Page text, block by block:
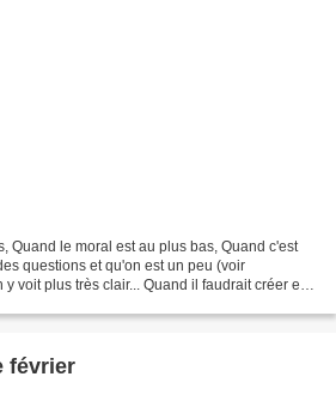
Quand le moral est au plus bas, Quand c'est
questions et qu'on est un peu (voir
voit plus très clair... Quand il faudrait créer et
février